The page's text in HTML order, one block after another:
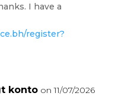
I have a
register?
konto on 11/07/2026